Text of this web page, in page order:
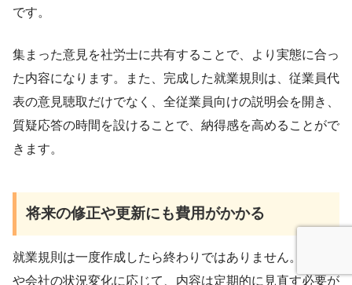
です。
集まった意見を社労士に共有することで、より実態に合っ
た内容になります。また、完成した就業規則は、従業員代
表の意見聴取だけでなく、全従業員向けの説明会を開き、
質疑応答の時間を設けることで、納得感を高めることがで
きます。
将来の修正や更新にも費用がかかる
就業規則は一度作成したら終わりではありません。法改正
や会社の状況変化に応じて、内容は定期的に見直す必要が